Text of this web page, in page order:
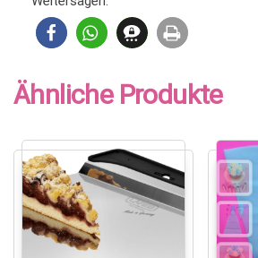
Ähnliche Produkte